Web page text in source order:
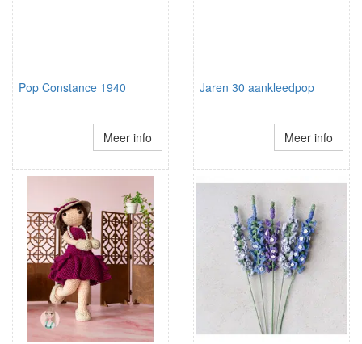
Pop Constance 1940
Meer info
Jaren 30 aankleedpop
Meer info